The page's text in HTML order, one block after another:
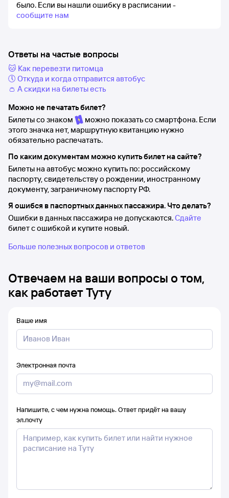
было. Если вы нашли ошибку в расписании -
сообщите нам
Ответы на частые вопросы
🐱 Как перевезти питомца
🕔 Откуда и когда отправится автобус
👛 А скидки на билеты есть
Можно не печатать билет?
Билеты со знаком
можно показать со смартфона. Если
этого значка нет, маршрутную квитанцию нужно
обязательно распечатать.
По каким документам можно купить билет на сайте?
Билеты на автобус можно купить по: российскому
паспорту, свидетельству о рождении, иностранному
документу, заграничному паспорту РФ.
Я ошибся в паспортных данных пассажира. Что делать?
Ошибки в данных пассажира не допускаются.Сдайте
билет с ошибкой и купите новый.
Больше полезных вопросов и ответов
Отвечаем на ваши вопросы о том,
как работает Туту
Ваше имя
Электронная почта
Напишите, с чем нужна помощь. Ответ придёт на вашу
эл.почту